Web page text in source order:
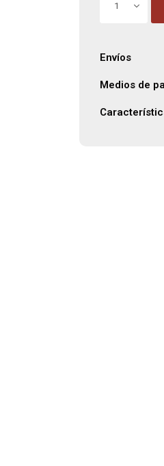
1
Envíos
Medios de